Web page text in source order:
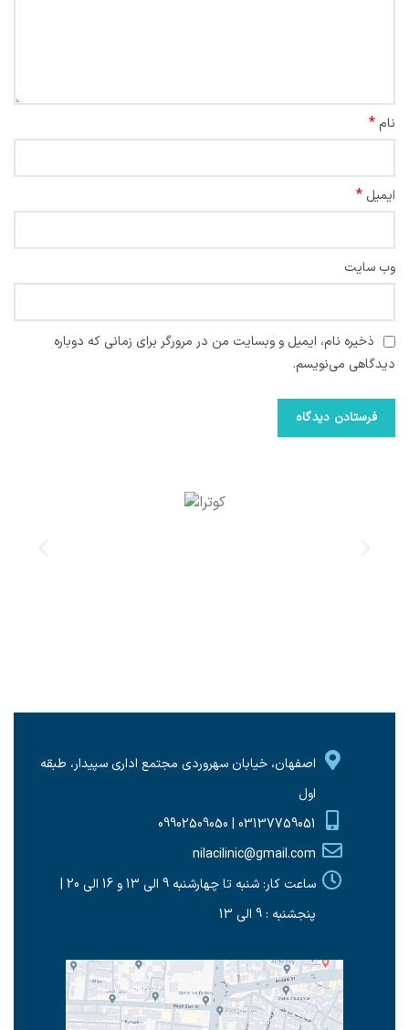
نام *
ایمیل *
وب‌ سایت
ذخیره نام، ایمیل و وبسایت من در مرورگر برای زمانی که دوباره
دیدگاهی می‌نویسم.
اصفهان، خیابان سهروردی مجتمع اداری سپیدار، طبقه
اول
03137759051 | 09902509050
nilacilinic@gmail.com
ساعت کار: شنبه تا چهارشنبه 9 الی 13 و 16 الی 20 |
پنجشنبه : 9 الی 13